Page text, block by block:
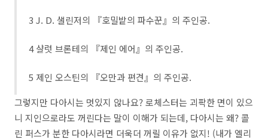
3 J. D. 샐린저의 『호밀밭의 파수꾼』의 주인공.
4 샬럿 브론테의 『제인 에어』의 주인공.
5 제인 오스틴의 『오만과 편견』의 주인공.
그렇지만 다아시는 멋있지 않나요? 로체스터는 괴팍한 면이 있으
니 지인으로라도 꺼린다는 말이 이해가 되는데, 다아시는 왜? 콜
린 퍼스가 분한 다아시라면 더욱더 꺼릴 이유가 없지! (내가 엘리